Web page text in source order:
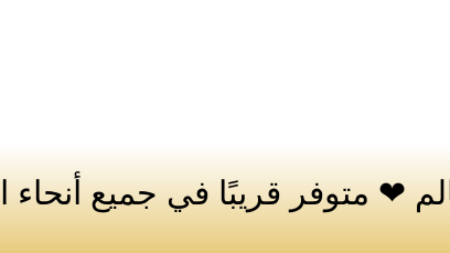
❤ متوفر قريبًا في جميع أنحاء